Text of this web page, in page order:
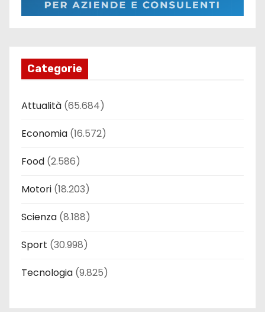
Categorie
Attualità (65.684)
Economia (16.572)
Food (2.586)
Motori (18.203)
Scienza (8.188)
Sport (30.998)
Tecnologia (9.825)